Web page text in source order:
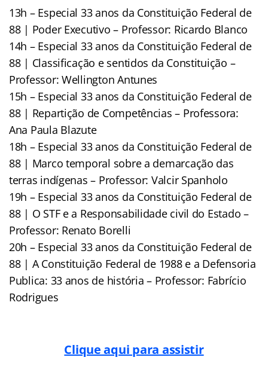
13h – Especial 33 anos da Constituição Federal de
88 | Poder Executivo – Professor: Ricardo Blanco
14h – Especial 33 anos da Constituição Federal de
88 | Classificação e sentidos da Constituição –
Professor: Wellington Antunes
15h – Especial 33 anos da Constituição Federal de
88 | Repartição de Competências – Professora:
Ana Paula Blazute
18h – Especial 33 anos da Constituição Federal de
88 | Marco temporal sobre a demarcação das
terras indígenas – Professor: Valcir Spanholo
19h – Especial 33 anos da Constituição Federal de
88 | O STF e a Responsabilidade civil do Estado –
Professor: Renato Borelli
20h – Especial 33 anos da Constituição Federal de
88 | A Constituição Federal de 1988 e a Defensoria
Publica: 33 anos de história – Professor: Fabrício
Rodrigues
Clique aqui para assistir